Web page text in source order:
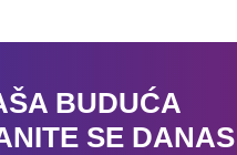
BUDUĆA
SE